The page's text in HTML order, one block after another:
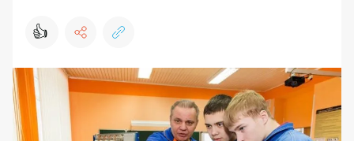
👍